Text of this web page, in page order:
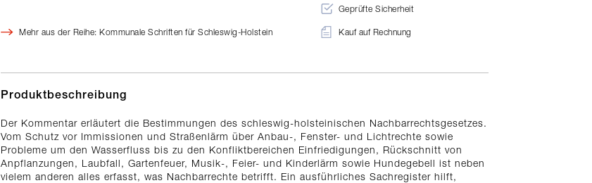
Mehr aus der Reihe: Kommunale Schriften für Schleswig-Holstein
Geprüfte Sicherheit
Kauf auf Rechnung
Produktbeschreibung
Der Kommentar erläutert die Bestimmungen des schleswig-holsteinischen Nachbarrechtsgesetzes.
Vom Schutz vor Immissionen und Straßenlärm über Anbau-, Fenster- und Lichtrechte sowie
Probleme um den Wasserfluss bis zu den Konfliktbereichen Einfriedigungen, Rückschnitt von
Anpflanzungen, Laubfall, Gartenfeuer, Musik-, Feier- und Kinderlärm sowie Hundegebell ist neben
vielem anderen alles erfasst, was Nachbarrechte betrifft. Ein ausführliches Sachregister hilft,